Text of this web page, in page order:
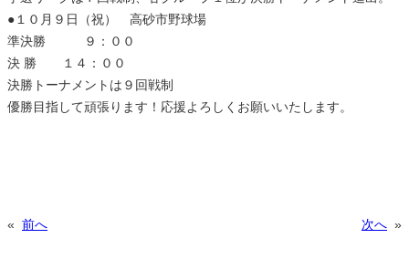
●１０月９日（祝） 高砂市野球場
準決勝 ９：００
決 勝 １４：００
決勝トーナメントは９回戦制
優勝目指して頑張ります！応援よろしくお願いいたします。
« 前へ 次へ »